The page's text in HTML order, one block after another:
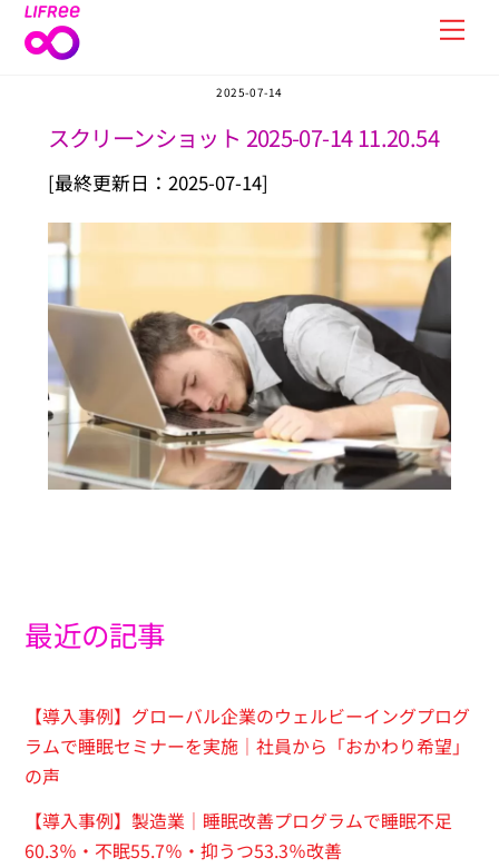
Skip
2025-07-14
スクリーンショット 2025-07-14 11.20.54
[最終更新日：2025-07-14]
最近の記事
【導入事例】グローバル企業のウェルビーイングプログ
ラムで睡眠セミナーを実施｜社員から「おかわり希望」
の声
【導入事例】製造業｜睡眠改善プログラムで睡眠不足
60.3％・不眠55.7％・抑うつ53.3％改善